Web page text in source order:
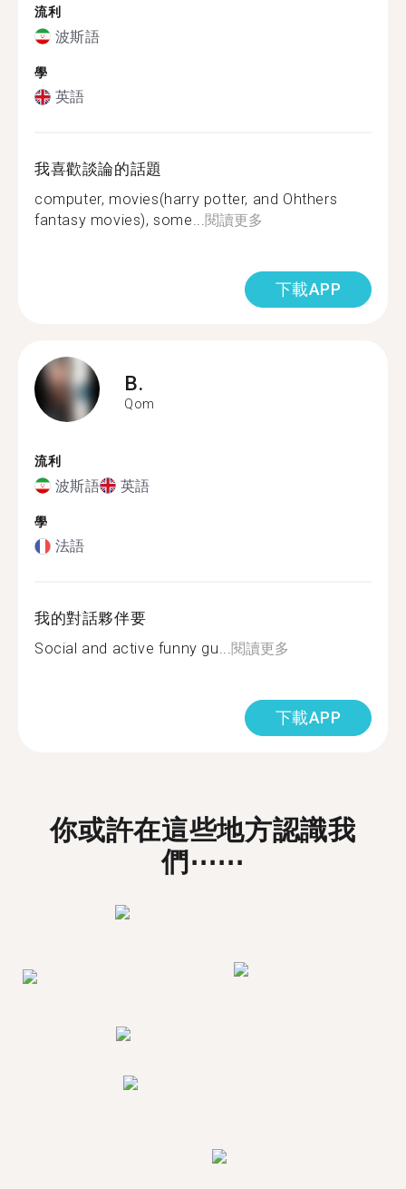
流利
波斯語
學
英語
我喜歡談論的話題
computer, movies(harry potter, and Ohthers
fantasy movies), some...閱讀更多
下載APP
B.
Qom
流利
波斯語 英語
學
法語
我的對話夥伴要
Social and active funny gu...閱讀更多
下載APP
你或許在這些地方認識我
們⋯⋯